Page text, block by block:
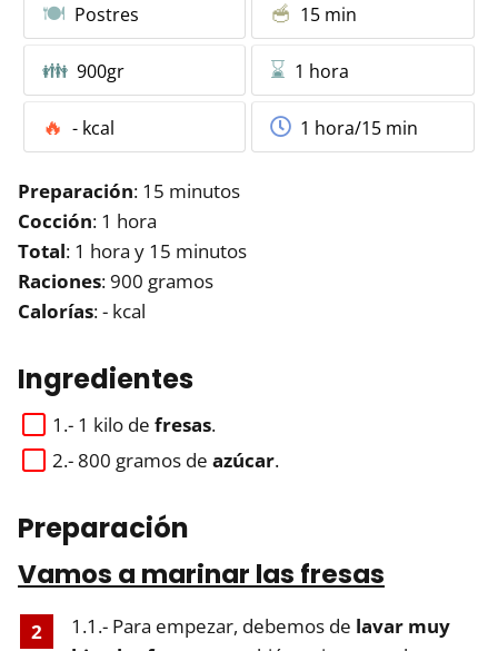
Postres 15 min
900gr 1 hora
- kcal 1 hora/15 min
Preparación: 15 minutos
Cocción: 1 hora
Total: 1 hora y 15 minutos
Raciones: 900 gramos
Calorías: - kcal
Ingredientes
1.- 1 kilo de fresas.
2.- 800 gramos de azúcar.
Preparación
Vamos a marinar las fresas
1.1.- Para empezar, debemos de lavar muy